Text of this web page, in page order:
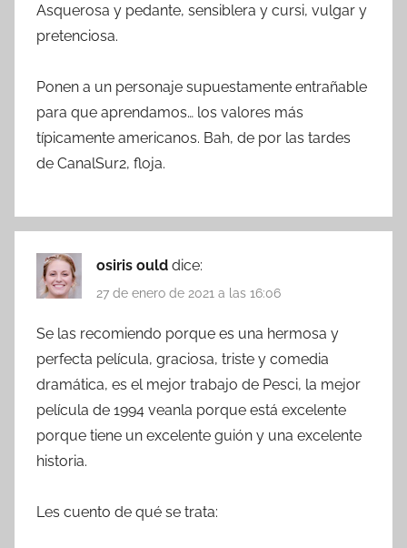
Asquerosa y pedante, sensiblera y cursi, vulgar y
pretenciosa.
Ponen a un personaje supuestamente entrañable
para que aprendamos… los valores más
típicamente americanos. Bah, de por las tardes
de CanalSur2, floja.
osiris ould dice:
27 de enero de 2021 a las 16:06
Se las recomiendo porque es una hermosa y
perfecta película, graciosa, triste y comedia
dramática, es el mejor trabajo de Pesci, la mejor
película de 1994 veanla porque está excelente
porque tiene un excelente guión y una excelente
historia.
Les cuento de qué se trata: